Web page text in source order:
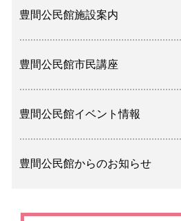
豊間公民館施設案内
豊間公民館市民講座
豊間公民館イベント情報
豊間公民館からのお知らせ